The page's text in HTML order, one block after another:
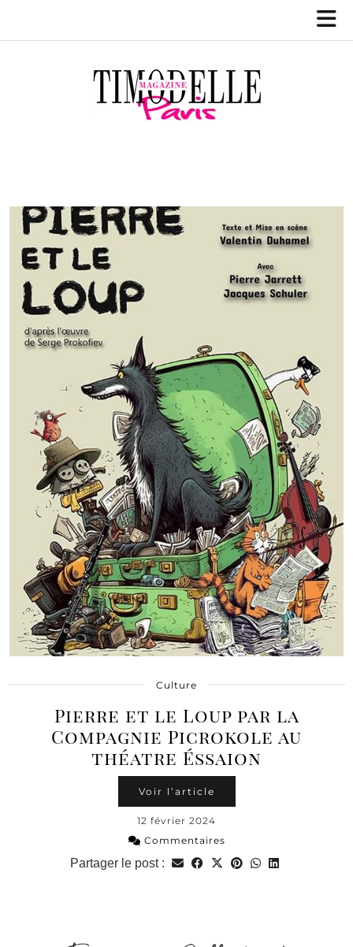
Culture
Pierre et le Loup par la
Compagnie Picrokole au
théatre Éssaion
Voir l’article
12 février 2024
Commentaires
Partager le post :